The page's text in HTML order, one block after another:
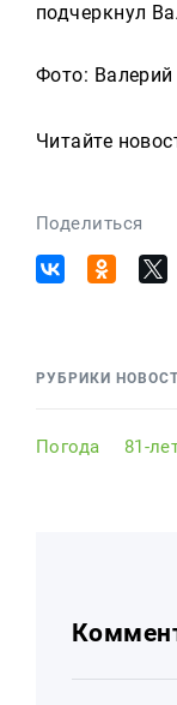
подчеркнул
Фото:
Читайте
Поделиться
РУБРИКИ
Погода 81-